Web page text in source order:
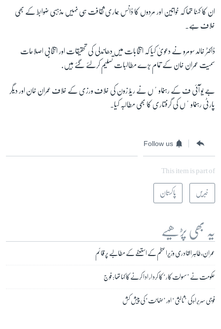
ان کا کہنا تھا کہ خواتین اور مردوں کا ڈانس ہماری ثقافت ہی نہیں مذہبی ضوابط کے بھی
خلاف ہے۔
ڈاکٹر خالد سومرو نے دعویٰ کیا کہ انتخابات میں دھاندلی کی تحقیقات اور انتخابی اصلاحات
سمیت عمران خان کے تمام بڑے مطالبات تسلیم کرلئے گئے ہیں.
جے یو آئی ف کے رہنماوٴں نے ریڈ زون کی خلاف ورزی کے خلاف عمران خان اور دیگر
پارٹی رہنماوٴں کی گرفتاری کا بھی مطالبہ کیا۔
Follow us
This item is part of
خبریں پاکستان
یہ بھی پڑھیے
عمران، طاہر القادری وزیرِاعظم کے استعفے کے مطالبے پر قائم
حکومت نے ’سہولت کار‘ کا کردار ادا کرنے کا کہا تھا: فوج
فوجی سربراہ کی ’ثالثی‘ اور ’ضمانت‘ کی پیش کش